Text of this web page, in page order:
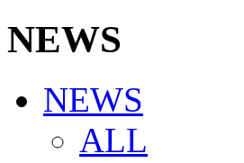
Jリーグ運営管理規定
写真・動画使用ガイドラ
SCHEDULE
2026/27
練習見学時のファンサー
TICKET
奈良クラブ明治安田J3リ
NEWS
NEWS
ALL